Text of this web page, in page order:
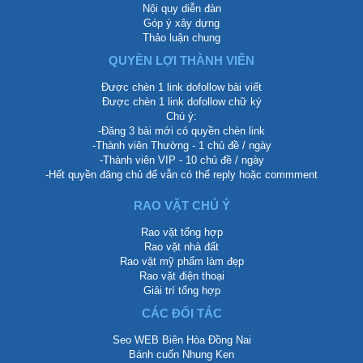
Nội quy diễn đàn
Góp ý xây dựng
Thảo luận chung
QUYỀN LỢI THÀNH VIÊN
Được chèn 1 link dofollow bài viết
Được chèn 1 link dofollow chữ ký
Chú ý:
-Đăng 3 bài mới có quyền chèn link
-Thành viên Thường - 1 chủ đề / ngày
-Thành viên VIP - 10 chủ đề / ngày
-Hết quyền đăng chủ để vẫn có thể reply hoặc commment
RAO VẶT CHÚ Ý
Rao vặt tổng hợp
Rao vặt nhà đất
Rao vặt mỹ phẩm làm đẹp
Rao vặt điện thoại
Giải trí tổng hợp
CÁC ĐỐI TÁC
Seo WEB Biên Hòa Đồng Nai
Bánh cuốn Nhung Ken